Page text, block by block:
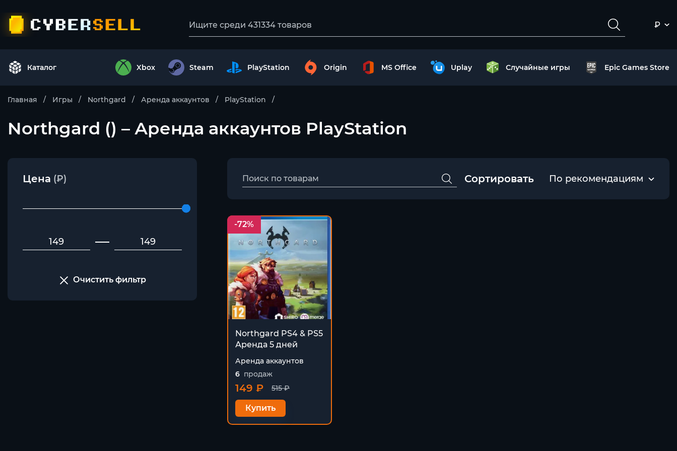
₽
Каталог Xbox Steam PlayStation Origin MS Office Uplay Случайные игры Epic Games Store
Главная Игры Northgard Аренда аккаунтов PlayStation
Northgard () – Аренда аккаунтов PlayStation
Цена (₽)
Очистить фильтр
Сортировать По рекомендациям
-72%
Northgard PS4 & PS5
Аренда 5 дней
Аренда аккаунтов
6 продаж
515 ₽
149 ₽
Купить